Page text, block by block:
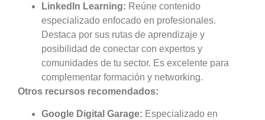
LinkedIn Learning: Reúne contenido
especializado enfocado en profesionales.
Destaca por sus rutas de aprendizaje y
posibilidad de conectar con expertos y
comunidades de tu sector. Es excelente para
complementar formación y networking.
Otros recursos recomendados:
Google Digital Garage: Especializado en